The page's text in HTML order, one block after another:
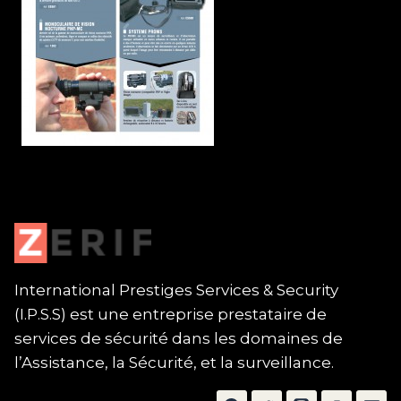
International Prestiges Services & Security
(I.P.S.S) est une entreprise prestataire de
services de sécurité dans les domaines de
l’Assistance, la Sécurité, et la surveillance.